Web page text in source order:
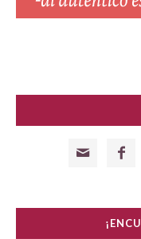
 